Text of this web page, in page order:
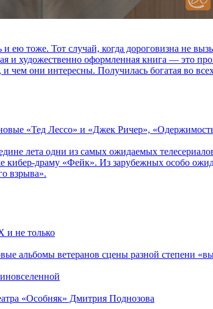
ею тоже. Тот случай, когда дороговизна не
и художественно оформленная книга — это
они интересны. Получилась богатая во
«Тед Лессо» и «Джек Ричер»,
лета одни из самых ожидаемых
драму «Фейк». Из зарубежных особо
взрыва».
и не только
альбомы ветеранов сцены разной степени
«Особняк» Дмитрия Поднозова